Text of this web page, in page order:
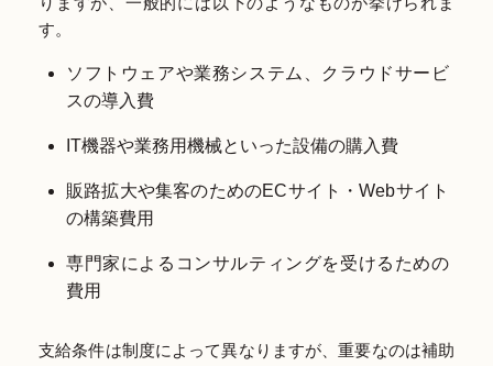
す。
ソフトウェアや業務システム、クラウドサービ
スの導入費
IT機器や業務用機械といった設備の購入費
販路拡大や集客のためのECサイト・Webサイト
の構築費用
専門家によるコンサルティングを受けるための
費用
支給条件は制度によって異なりますが、重要なのは補助